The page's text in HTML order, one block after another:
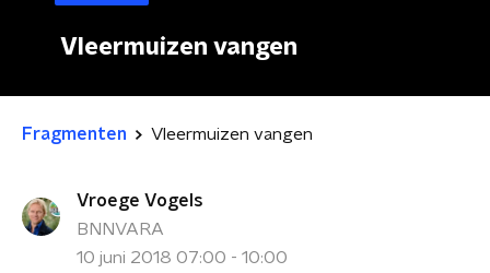
Vleermuizen vangen
Fragmenten Vleermuizen vangen
Vroege Vogels
BNNVARA
10 juni 2018 07:00 - 10:00